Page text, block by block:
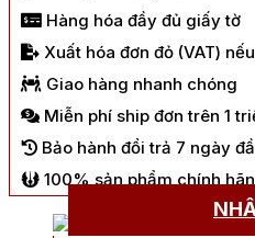
Hàng hóa đầy đủ giấy tờ
Xuất hóa đơn đỏ (VAT)
Giao hàng nhanh chóng
Miễn phí ship đơn trên 1
Bảo hành đổi trả 7 ngày
100% sản phẩm chính